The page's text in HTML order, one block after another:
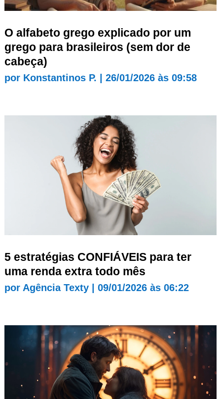
O alfabeto grego explicado por um
grego para brasileiros (sem dor de
cabeça)
por Konstantinos P. 26/01/2026 às 09:58
5 estratégias CONFIÁVEIS para ter
uma renda extra todo mês
por Agência Texty| 09/01/2026 às 06:22